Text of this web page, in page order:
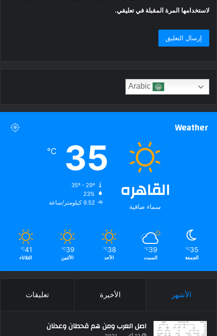
لاستخدامها المرة المقبلة في تعليقي.
Weather
القاهره
سماء صافية
35
℃
23%
9.52 كيلومتر/ساعة
35
℃
الجمعة
39
℃
السبت
38
℃
الأحد
39
℃
الأثنين
41
℃
الثلاثاء
الأشهر الأخيرة تعليقات
اصل العرب ومن هم قحطان وعدنان